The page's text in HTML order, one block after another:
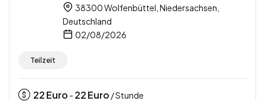
38300 Wolfenbüttel, Niedersachsen,
Deutschland
02/08/2026
Teilzeit
22Euro - 22Euro / Stunde